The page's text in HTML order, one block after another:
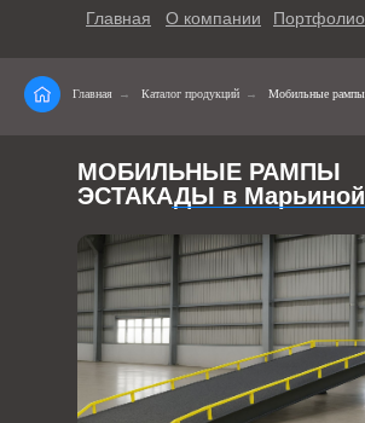
Портфолио
О компании
Главная
Главная → Каталог продукций → Мобильные рампы
МОБИЛЬНЫЕ РАМПЫ
ЭСТАКАДЫ в